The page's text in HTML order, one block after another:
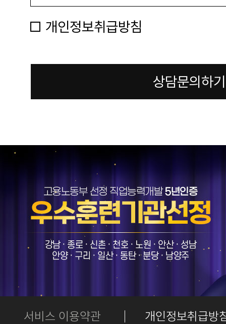
개인정보취급방침
상담문의하기
서비스 이용약관 개인정보취급방